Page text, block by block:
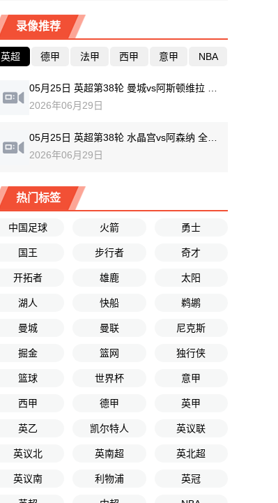
录像推荐
英超 德甲 法甲 西甲 意甲 NBA
2026年06月29日
05月25日 英超第38轮 水晶宫vs阿森纳 全场录像回放
2026年06月29日
热门标签
中国足球 火箭 勇士
国王 步行者 奇才
开拓者 雄鹿 太阳
湖人 快船 鹈鹕
曼城 曼联 尼克斯
掘金 篮网 独行侠
篮球 世界杯 意甲
西甲 德甲 英甲
英乙 凯尔特人 英议联
英议北 英南超 英北超
英议南 利物浦 英冠